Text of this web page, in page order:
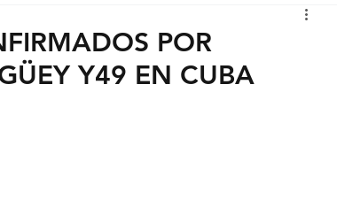
POR
Y49 EN CUBA